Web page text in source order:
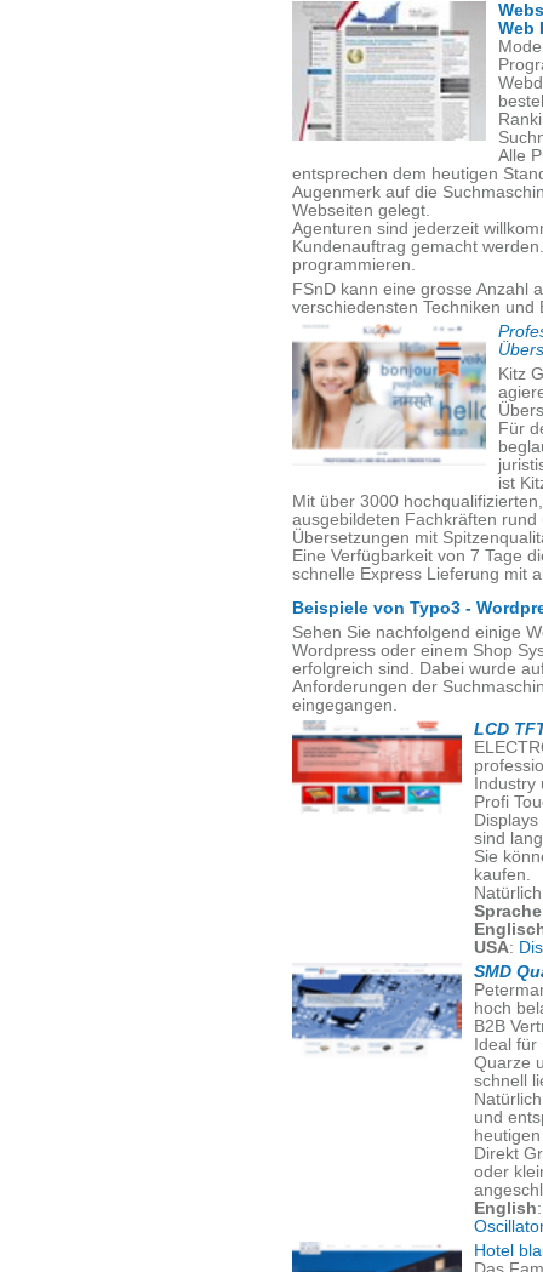
Web
Alle
entsprechen dem heutigen
Augenmerk auf die
Webseiten gelegt.
Agenturen sind jederzeit
Kundenauftrag gemacht
programmieren.
FSnD kann eine grosse Anzahl
verschiedensten Techniken und
Kitz
Für
ist
Mit über 3000
ausgebildeten Fachkräften
Übersetzungen mit
Eine Verfügbarkeit von 7 Tage
schnelle Express Lieferung mit
Beispiele von Typo3 -
Sehen Sie nachfolgend einige
Wordpress oder einem Shop
erfolgreich sind. Dabei wurde
Anforderungen der
eingegangen.
LCD
Profi
sind
Sie
kaufen.
USA:
SMD
hoch
B2B
Ideal
Quarze
schnell
und
Direkt
oder
English
Hotel